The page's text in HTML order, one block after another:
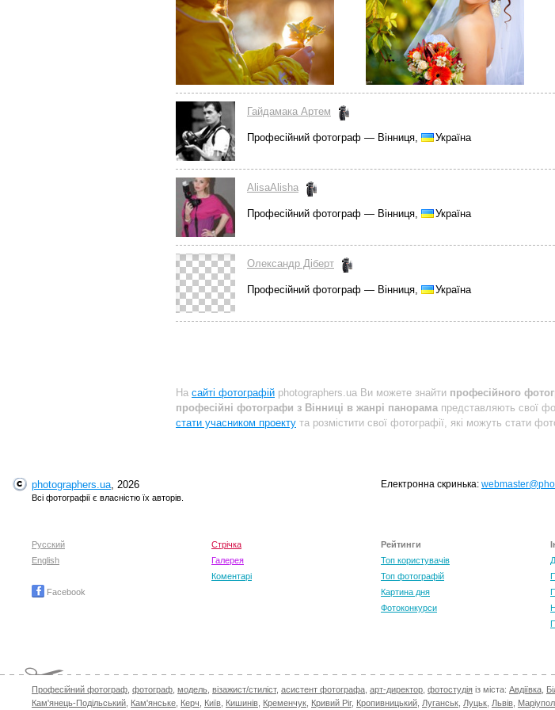
Гайдамака Артем
Професійний фотограф — Вінниця, Україна
AlisaAlisha
Професійний фотограф — Вінниця, Україна
Олександр Діберт
Професійний фотограф — Вінниця, Україна
На сайті фотографій photographers.ua Ви можете знайти професійного
професійні фотографи з Вінниці в жанрі панорама представляють свої
стати учасником проекту та розмістити свої фотографії, які можуть стати
photographers.ua, 2026
Всі фотографії є власністю їх авторів.
Електронна скринька:
Русский
English
Facebook
Стрічка
Галерея
Коментарі
Рейтинги
Топ користувачів
Топ фотографій
Картина дня
Фотоконкурси
Професійний фотограф фотограф модель візажист/стиліст, асистент фотографа арт-директор фотостудія із міста: Авдіївка
Кам'янець-Подільський Кам'янське Керч Київ Кишинів Кременчук Кривий Ріг, Кропивницький Луганськ Луцьк Львів